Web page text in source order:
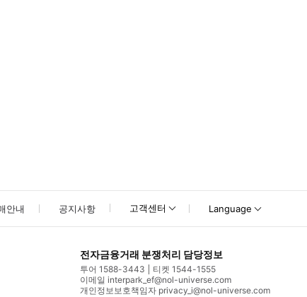
안내 공지사항 고객센터 Language
전자금융거래 분쟁처리 담당정보
투어 1588-3443
티켓 1544-1555
이메일 interpark_ef@nol-universe.com
개인정보보호책임자 privacy_i@nol-universe.com